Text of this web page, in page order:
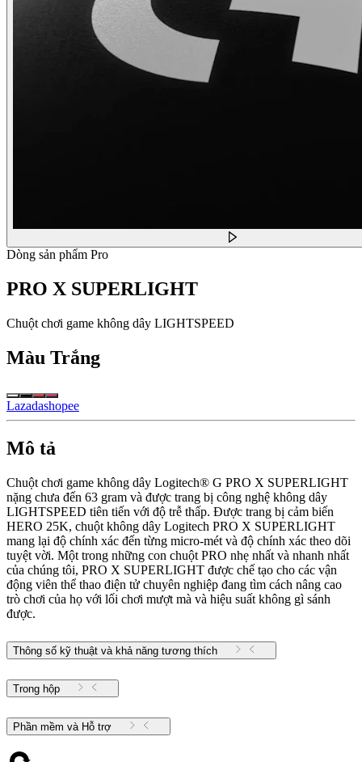
Dòng sản phẩm Pro
PRO X SUPERLIGHT
Chuột chơi game không dây LIGHTSPEED
Màu Trắng
Lazadashopee
Mô tả
Chuột chơi game không dây Logitech® G PRO X SUPERLIGHT
nặng chưa đến 63 gram và được trang bị công nghệ không dây
LIGHTSPEED tiên tiến với độ trễ thấp. Được trang bị cảm biến
HERO 25K, chuột không dây Logitech PRO X SUPERLIGHT
mang lại độ chính xác đến từng micro-mét và độ chính xác theo dõi
tuyệt vời. Một trong những con chuột PRO nhẹ nhất và nhanh nhất
của chúng tôi, PRO X SUPERLIGHT được chế tạo cho các vận
động viên thể thao điện tử chuyên nghiệp đang tìm cách nâng cao
trò chơi của họ với lối chơi mượt mà và hiệu suất không gì sánh
được.
Thông số kỹ thuật và khả năng tương thích
Trong hộp
Phần mềm và Hỗ trợ